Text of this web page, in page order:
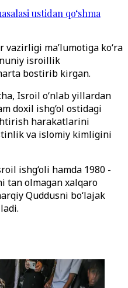
ustidan qo‘shma
ma’lumotiga ko‘ra
isroillik
bostirib kirgan.
Isroil o‘nlab yillardan
doxil ishg‘ol ostidagi
harakatlarini
va islomiy kimligini
ishg‘oli hamda 1980 -
tan olmagan xalqaro
Quddusni bo‘lajak